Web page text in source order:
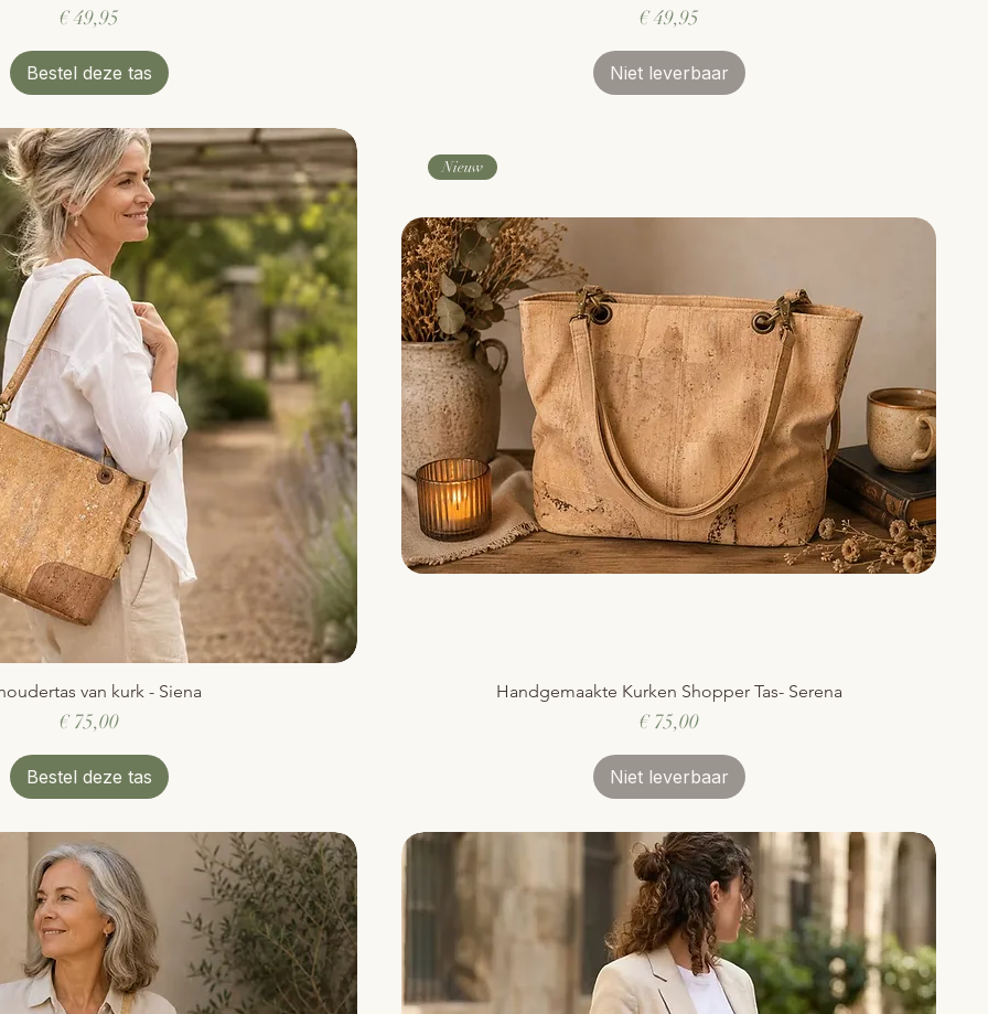
Prijs
€ 49,95
Bestel deze tas
Prijs
€ 49,95
Niet leverbaar
Snel overzicht
van kurk - Siena
Prijs
€ 75,00
Bestel deze tas
Snel overzicht
Nieuw
Handgemaakte Kurken Shopper Tas- Serena
Prijs
€ 75,00
Niet leverbaar